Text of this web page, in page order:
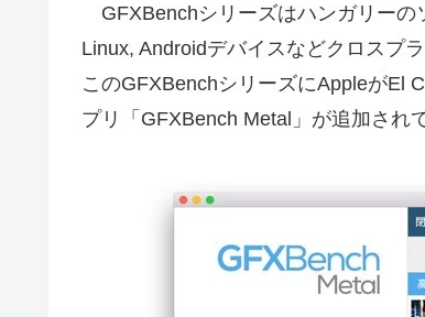
GFXBenchシリーズはハンガリーの
Linux, Androidデバイスなどクロスプ
このGFXBenchシリーズにAppleがEl
プリ「GFXBench Metal」が追加され